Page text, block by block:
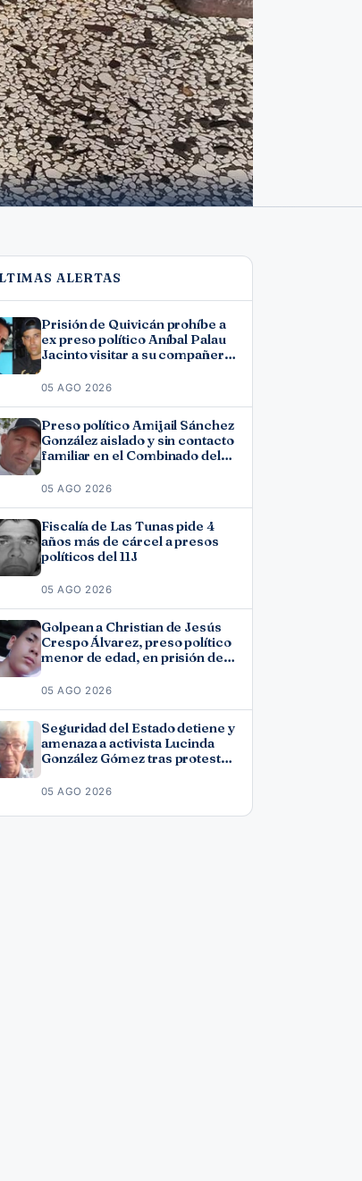
ALERTAS
Prisión de Quivicán prohíbe a
ex preso político Aníbal Palau
Jacinto visitar a su compañero
Fonseca
05 AGO 2026
Preso político Amijail Sánchez
González aislado y sin contacto
familiar en el Combinado del
05 AGO 2026
Fiscalía de Las Tunas pide 4
años más de cárcel a presos
políticos del 11J
05 AGO 2026
Golpean a Christian de Jesús
Crespo Álvarez, preso político
menor de edad, en prisión de
05 AGO 2026
Seguridad del Estado detiene y
amenaza a activista Lucinda
González Gómez tras protesta
05 AGO 2026